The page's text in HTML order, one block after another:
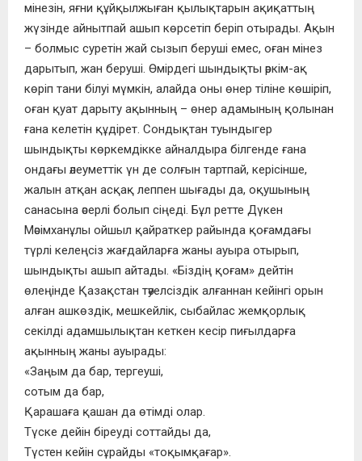
мінезін, яғни құйқылжыған қылықтарын ақиқаттың
жүзінде айнытпай ашып көрсетіп беріп отырады. Ақын
– болмыс суретін жай сызып беруші емес, оған мінез
дарытып, жан беруші. Өмірдегі шындықты әркім-ақ
көріп тани білуі мүмкін, алайда оны өнер тіліне көшіріп,
оған қуат дарыту ақынның – өнер адамының қолынан
ғана келетін құдірет. Сондықтан туындыгер
шындықты көркемдікке айналдыра білгенде ғана
ондағы әлеуметтік үн де солғын тартпай, керісінше,
жалын атқан асқақ леппен шығады да, оқушының
санасына әсерлі болып сіңеді. Бұл ретте Дүкен
Мәсімханұлы ойшыл қайраткер райында қоғамдағы
түрлі келеңсіз жағдайларға жаны ауыра отырып,
шындықты ашып айтады. «Біздің қоғам» дейтін
өлеңінде Қазақстан тәуелсіздік алғаннан кейінгі орын
алған ашкөздік, мешкейлік, сыбайлас жемқорлық
секілді адамшылықтан кеткен кесір пиғылдарға
ақынның жаны ауырады:
«Заңым да бар, тергеуші,
сотым да бар,
Қарашаға қашан да өтімді олар.
Түске дейін біреуді соттайды да,
Түстен кейін сұрайды «тоқымқағар».